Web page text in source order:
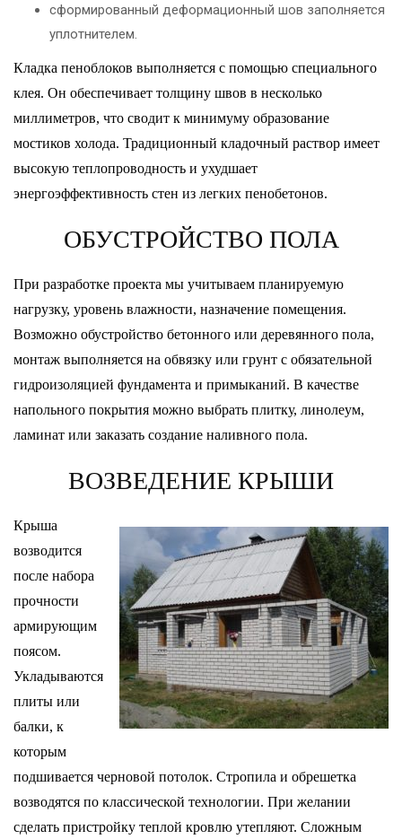
сформированный деформационный шов заполняется
уплотнителем.
Кладка пеноблоков выполняется с помощью специального
клея. Он обеспечивает толщину швов в несколько
миллиметров, что сводит к минимуму образование
мостиков холода. Традиционный кладочный раствор имеет
высокую теплопроводность и ухудшает
энергоэффективность стен из легких пенобетонов.
ОБУСТРОЙСТВО ПОЛА
При разработке проекта мы учитываем планируемую
нагрузку, уровень влажности, назначение помещения.
Возможно обустройство бетонного или деревянного пола,
монтаж выполняется на обвязку или грунт с обязательной
гидроизоляцией фундамента и примыканий. В качестве
напольного покрытия можно выбрать плитку, линолеум,
ламинат или заказать создание наливного пола.
ВОЗВЕДЕНИЕ КРЫШИ
Крыша
возводится
после набора
прочности
армирующим
поясом.
Укладываются
плиты или
балки, к
которым
подшивается черновой потолок. Стропила и обрешетка
возводятся по классической технологии. При желании
сделать пристройку теплой кровлю утепляют. Сложным